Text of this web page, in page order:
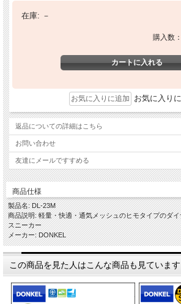
在庫: －
購入数：
お気に入り
返品についての詳細はこちら
お問い合わせ
友達にメールですすめる
商品仕様
製品名: DL-23M
商品説明: 軽量・快適・通気メッシュのヒモタイプのダ
スニーカー
メーカー: DONKEL
この商品を見た人はこんな商品も見ています